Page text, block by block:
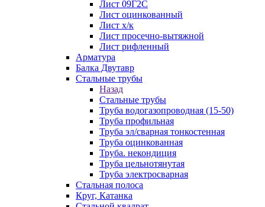
Лист 09Г2С
Лист оцинкованный
Лист х/к
Лист просечно-вытяжной
Лист рифленный
Арматура
Балка Двутавр
Стальные трубы
Назад
Стальные трубы
Труба водогазопроводная (15-50)
Труба профильная
Труба эл/сварная тонкостенная
Труба оцинкованная
Труба. некондиция
Труба цельнотянутая
Труба электросварная
Стальная полоса
Круг, Катанка